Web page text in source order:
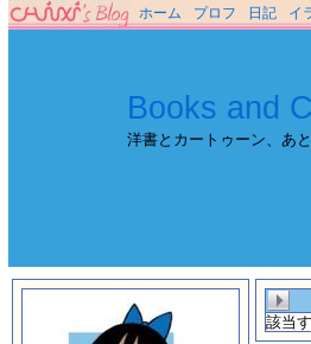
ホーム プロフ 日記 イ
Books and
洋書とカートゥーン、あと
該当